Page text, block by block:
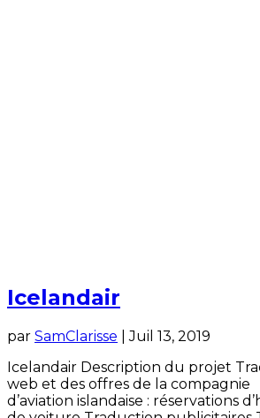
Icelandair
par SamClarisse |Juil 13, 2019
Icelandair Description du projet
web et des offres de la compagnie
d’aviation islandaise : réservations